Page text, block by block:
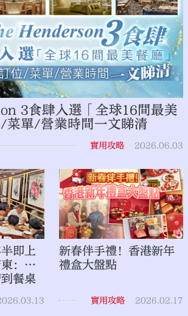
3食肆入選「全球16間最美
單/營業時間一文睇清
實用攻略 2026.06.03
即上
：
到餐桌
新春伴手禮！香港新年
禮盒大盤點
實用攻略 2026.02.17